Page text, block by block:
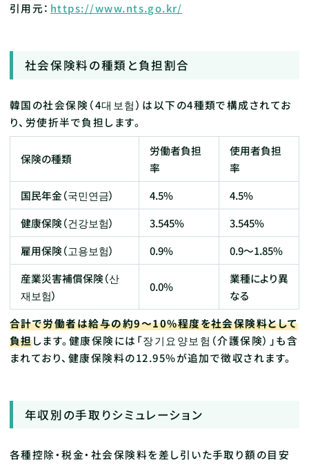
引用元： https://www.nts.go.kr/
社会保険料の種類と負担割合
韓国の社会保険（4대보험）は以下の4種類で構成されてお
り、労使折半で負担します。
保険の種類
労働者負担
率
使用者負担
率
国民年金（국민연금）
4.5%
4.5%
健康保険（건강보험）
3.545%
3.545%
雇用保険（고용보험）
0.9%
0.9〜1.85%
産業災害補償保険（산
재보험）
0.0%
業種により異
なる
合計で労働者は給与の約9〜10%程度を社会保険料として
負担します。健康保険には「장기요양보험（介護保険）」も含
まれており、健康保険料の12.95%が追加で徴収されます。
年収別の手取りシミュレーション
各種控除・税金・社会保険料を差し引いた手取り額の目安